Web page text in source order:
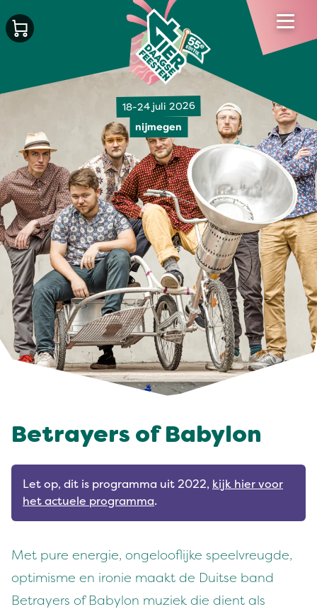
18-24 juli 2026
nijmegen
Betrayers of Babylon
Let op, dit is programma uit 2022, kijk hier voor
het actuele programma.
Met pure energie, ongelooflijke speelvreugde,
optimisme en ironie maakt de Duitse band
Betrayers of Babylon muziek die dient als